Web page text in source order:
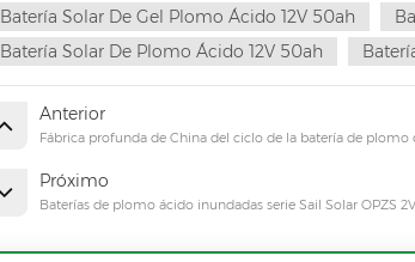
Batería Solar De Gel Plomo Ácido 12V 50ah
Batería Solar De Plomo Ácido 12V 50ah
Anterior
Fábrica profunda de China del ciclo de la batería de plomo
Próximo
Baterías de plomo ácido inundadas serie Sail Solar OPZS